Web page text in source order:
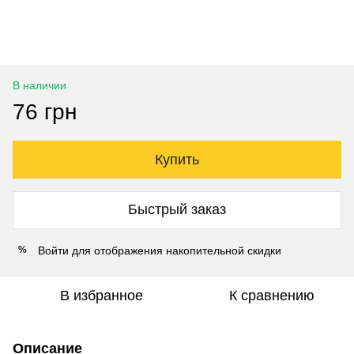
В наличии
76 грн
Купить
Быстрый заказ
% Войти для отображения накопительной скидки
В избранное К сравнению
Описание